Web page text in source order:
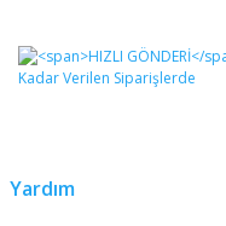
Yardım